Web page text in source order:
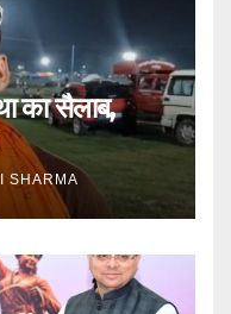
का सैलाब,
SHARMA